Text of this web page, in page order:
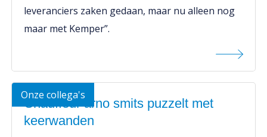
leveranciers zaken gedaan, maar nu alleen nog
maar met Kemper”.
Onze collega's
Chauffeur arno smits puzzelt met
keerwanden